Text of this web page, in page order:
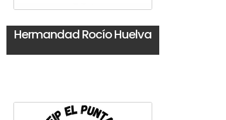
Hermandad Rocío Huelva